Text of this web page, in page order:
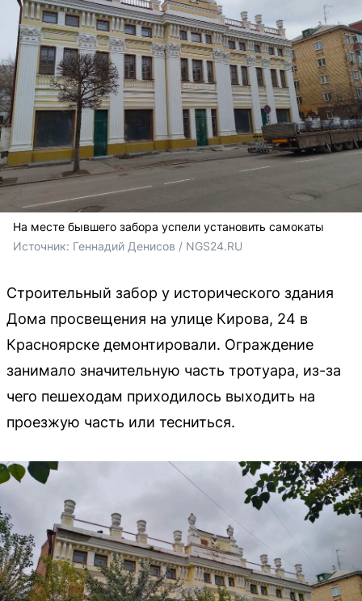
На месте бывшего забора успели установить самокаты
Источник: Геннадий Денисов / NGS24.RU
Строительный забор у исторического здания
Дома просвещения на улице Кирова, 24 в
Красноярске демонтировали. Ограждение
занимало значительную часть тротуара, из-за
чего пешеходам приходилось выходить на
проезжую часть или тесниться.